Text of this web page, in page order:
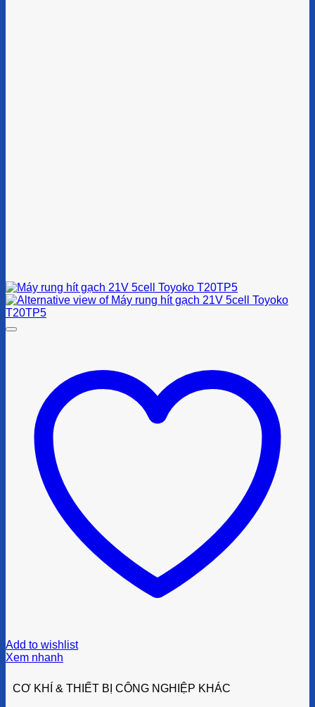
Add to wishlist
Xem nhanh
CƠ KHÍ & THIẾT BỊ CÔNG NGHIỆP KHÁC